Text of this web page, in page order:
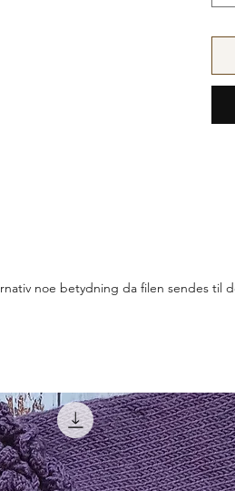
noe betydning da filen sendes til